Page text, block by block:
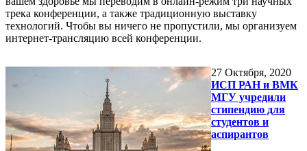
трека конференции, а также традиционную выставку
технологий. Чтобы вы ничего не пропустили, мы организуем
интернет-трансляцию всей конференции.
27 Октября, 2020
ИСП РАН и ВМК
МГУ учредили
стипендию для
студентов и
аспирантов